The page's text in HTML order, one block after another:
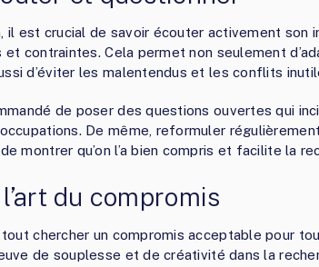
il est crucial de savoir écouter activement son
contraintes. Cela permet non seulement
d’éviter les malentendus et les conflits
de poser des questions ouvertes qui
De même, reformuler
montrer qu’on l’a bien compris et facilite la
du compromis
tout chercher un compromis acceptable pour
de souplesse et de créativité dans la